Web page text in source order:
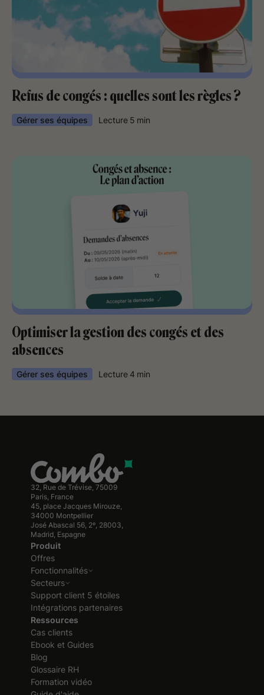
Refus de congés : quelles sont les règles ?
Gérer ses équipes Lecture 5 min
Optimiser la gestion des congés et des
absences
Gérer ses équipes Lecture 4 min
32, Rue de Trévise, 75009
Paris, France
45, place Jacques Mirouze,
34000 Montpellier
José Abascal 56, 2º, 28003,
Madrid, Espagne
Produit
Offres
Fonctionnalités
Secteurs
Support client 5 étoiles
Intégrations partenaires
Ressources
Cas clients
Ebook et Guides
Blog
Glossaire RH
Formation vidéo